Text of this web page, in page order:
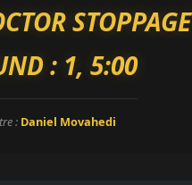
STOPPAGE
: 1, 5:00
: Daniel Movahedi